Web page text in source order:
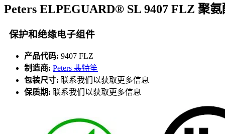
Peters ELPEGUARD® SL 9407 FLZ 聚
保护和绝缘电子组件
产品代码: 9407 FLZ
制造商: Peters 裴特笙
包装尺寸: 联系我们以获取更多信息
保质期: 联系我们以获取更多信息